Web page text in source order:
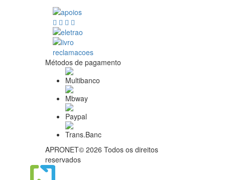
Métodos de pagamento
APRONET© 2026 Todos os direitos
reservados